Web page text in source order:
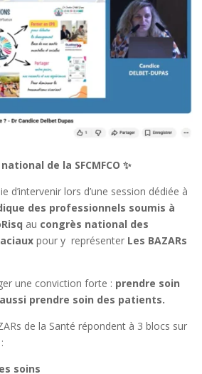
de la SFCMFCO ✨
d’intervenir lors d’une session dédiée à
des professionnels soumis à
au congrès national des
pour y représenter Les BAZARs
une conviction forte : prendre soin
prendre soin des patients.
de la Santé répondent à 3 blocs sur
soins